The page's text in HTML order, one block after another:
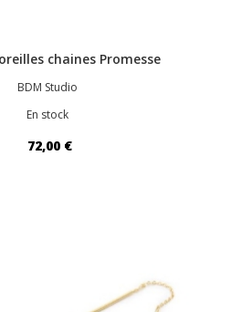
chaines Promesse
BDM Studio
En stock
72,00 €